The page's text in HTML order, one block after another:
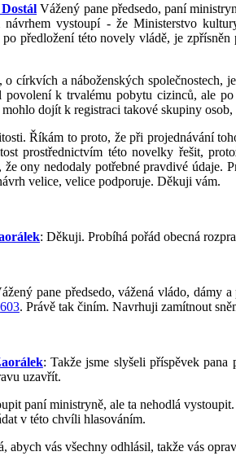
Vážený pane předsedo, paní
návrhem vystoupí - že Ministerstvo
předložení této novely vládě, je
o církvích a náboženských společnostech,
povolení k trvalému pobytu cizinců, ale
dojít k registraci takové skupiny
Říkám to proto, že při projednávání
prostřednictvím této novelky řešit,
ony nedodaly potřebné pravdivé údaje.
velice, velice podporuje. Děkuji vám.
: Děkuji. Probíhá pořád obecná
pane předsedo, vážená vládo, dámy
603. Právě tak činím. Navrhuji zamítnout
: Takže jsme slyšeli příspěvek
uzavřít.
paní ministryně, ale ta nehodlá
v této chvíli hlasováním.
abych vás všechny odhlásil, takže vás